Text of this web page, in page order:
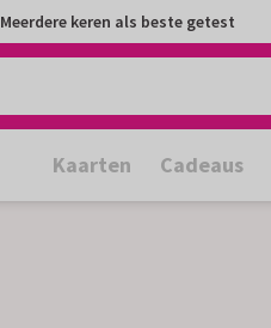
Meerdere keren als beste getest
Kaarten Cadeaus